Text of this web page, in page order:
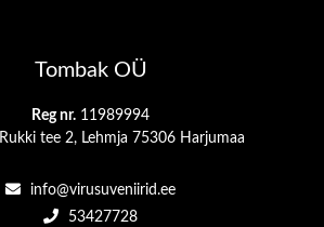
Tombak OÜ
Reg nr. 11989994
Rukki tee 2, Lehmja 75306 Harjumaa
info@virusuveniirid.ee
53427728